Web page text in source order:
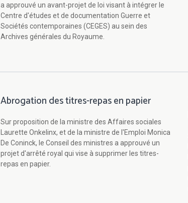
a approuvé un avant-projet de loi visant à intégrer le
Centre d'études et de documentation Guerre et
Sociétés contemporaines (CEGES) au sein des
Archives générales du Royaume.
Abrogation des titres-repas en papier
Sur proposition de la ministre des Affaires sociales
Laurette Onkelinx, et de la ministre de l'Emploi Monica
De Coninck, le Conseil des ministres a approuvé un
projet d'arrêté royal qui vise à supprimer les titres-
repas en papier.